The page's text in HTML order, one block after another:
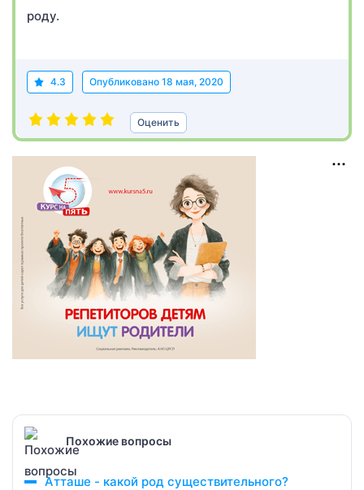
роду.
4.3 Опубликовано 18 мая, 2020
Оценить
Похожие вопросы
Атташе - какой род существительного?